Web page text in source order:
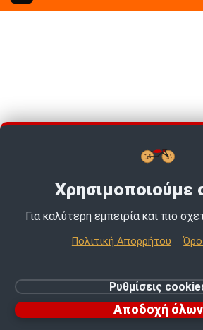
Ρυθμίσεις cookies
Χρησιμοποιούμε
Για καλύτερη εμπειρία και πιο
Πολιτική Απορρήτου
Ρυθμίσεις
Αποδοχή όλων